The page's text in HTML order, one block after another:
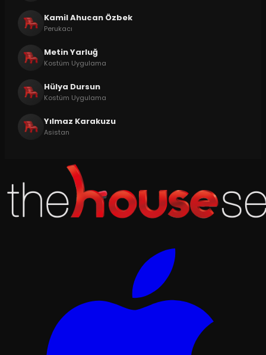
Kamil Ahucan Özbek
Perukacı
Metin Yarluğ
Kostüm Uygulama
Hülya Dursun
Kostüm Uygulama
Yılmaz Karakuzu
Asistan